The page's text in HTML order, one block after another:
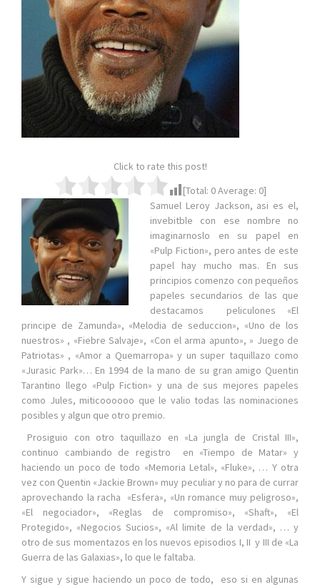
Click to rate this post!
[Total: 0Average: 0]
Samuel Leroy Jackson, asi es el,
invebitble con ese nombre no
imaginarnoslo en su papel en
«Pulp Fiction», pero antes de este
papel hay mucho mas. En sus
principios comenzo con pequeños
papeles secundarios de las que
destacamos peliculones «El
principe de Zamunda», «Melodia de seduccion», «Uno de los
nuestros» , «Fiebre Salvaje», «Con el arma apunto», » Juego de
Patriotas» , «Amor a Quemarropa» y un super taquillazo como
«Jurasic Park»… En 1994 de la mano de su gran amigo Quentin
Tarantino llego «Pulp Fiction» y una de sus mejores papeles
como Jules, miticoooooo que le valio todas las nominaciones
posibles y algun que otro premio.
Prosiguio con otro taquillazo en «La jungla de Cristal III»,
continuo cambiando de registro en «Tiempo de Matar» y
haciendo un poco de todo «Memoria Letal», «Fluke», … Y otra
vez con Quentin «Jackie Brown» muy peculiar y no para de currar
aprovechando la racha «Esfera», «Un romance muy peligroso»,
«El negociador», «Reglas de compromiso», «Shaft», «El
Protegido», «Negocios Sucios», «Al limite de la verdad», … y
otro de sus momentazos en los nuevos episodios I, II y III de «La
Guerra de las Galaxias», lo que le faltaba.
Y sigue y sigue haciendo un poco de todo, eso si en algunas